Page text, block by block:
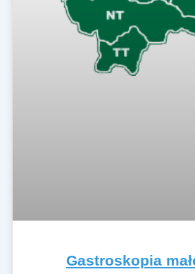
Gastroskopia